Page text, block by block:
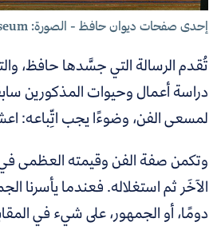
إحدى صفحات ديوان حافظ - الصورة: Walters Art Museum
تُقدم الرسالة التي جسَّدها حافظ،
دراسة أعمال وحيوات المذكورين
لمسعى الفن، وضوءًا يجب اتِّباعه:
وتكمن صفة الفن وقيمته العظمى في
الآخَر ثم استغلاله. فعندما يأسرنا
دومًا، أو الجمهور، على شيء في